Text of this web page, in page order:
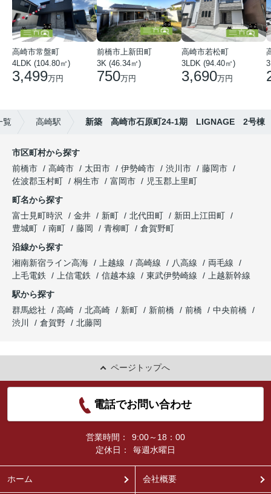
高崎市常盤町
4LDK (104.80㎡)
3,499万円
前橋市上新田町
3K (46.34㎡)
750万円
高崎市若松町
3LDK (94.40㎡)
3,690万円
覧 高崎駅 新築 高崎市石原町24-1期 LIGNAGE 2号棟
市区町村から探す
前橋市
高崎市 太田市 伊勢崎市 渋川市
藤岡市
佐波郡玉村町
桐生市 富岡市
児玉郡上里町
町名から探す
富士見町時沢
金井 新町 北代田町
新田上江田町
豊城町
南町 藤岡 青柳町
倉賀野町
沿線から探す
湘南新宿ライン高海
上越線 高崎線 八高線
両毛線
上毛電鉄
上信電鉄 信越本線 東武伊勢崎線
上越新幹線
駅から探す
群馬総社
高崎 北高崎 新町 新前橋 前橋
中央前橋
渋川
倉賀野 北藤岡
ページトップへ
電話でお問い合わせ
営業時間：
9:00～18：00
定休日：
毎週水曜日
ホーム 会社概要